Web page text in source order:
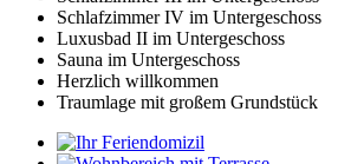
Schlafzimmer IV im Untergeschoss
Luxusbad II im Untergeschoss
Sauna im Untergeschoss
Herzlich willkommen
Traumlage mit großem Grundstück